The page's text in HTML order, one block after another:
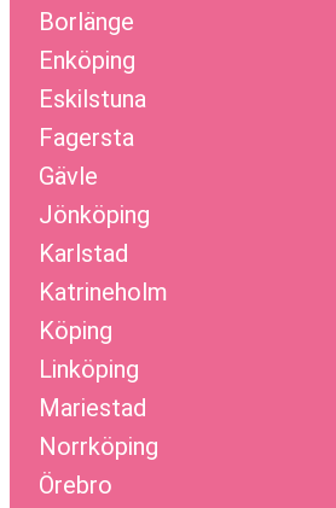
Borlänge
Enköping
Eskilstuna
Fagersta
Gävle
Jönköping
Karlstad
Katrineholm
Köping
Linköping
Mariestad
Norrköping
Örebro